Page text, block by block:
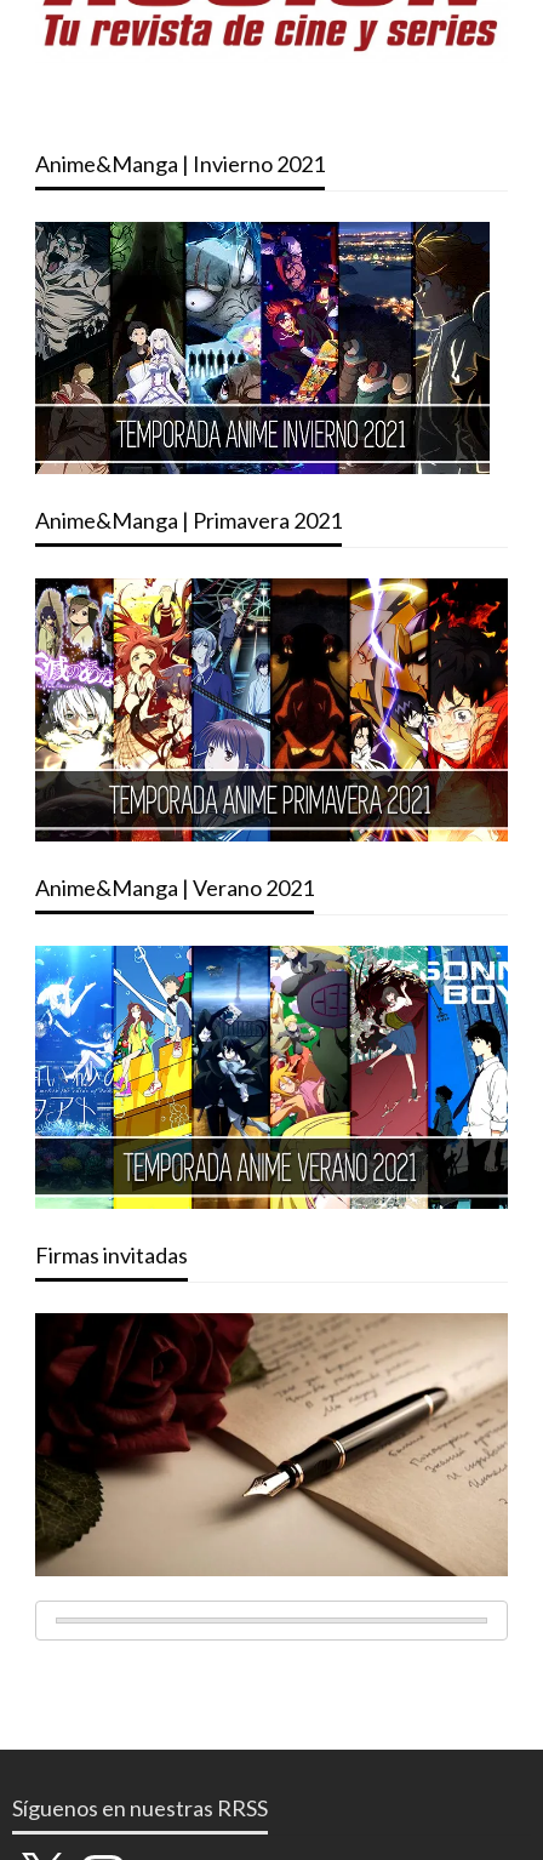
Anime&Manga | Invierno 2021
Anime&Manga | Primavera 2021
Anime&Manga | Verano 2021
Firmas invitadas
Síguenos en nuestras RRSS
X Instagram